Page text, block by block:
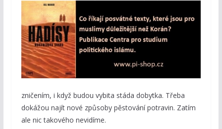
zničením, i když budou vybita stáda dobytka. Třeba
dokážou najít nové způsoby pěstování potravin. Zatím
ale nic takového nevidíme.